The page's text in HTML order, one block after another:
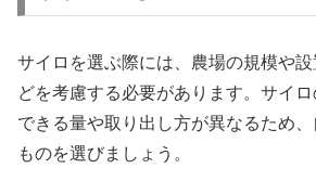
サイロを選ぶ際には、農場の規模や
どを考慮する必要があります。サイ
できる量や取り出し方が異なるため
ものを選びましょう。